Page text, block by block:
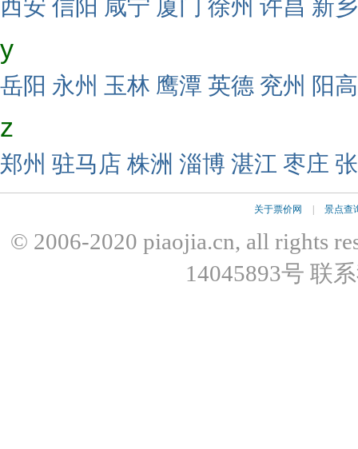
西安 信阳 咸宁 厦门 徐州 许昌 新乡
y
岳阳 永州 玉林 鹰潭 英德 兖州 阳高
z
郑州 驻马店 株洲 淄博 湛江 枣庄
关于票价网 景点查
© 2006-2020 piaojia.cn, all rights
14045893号 联